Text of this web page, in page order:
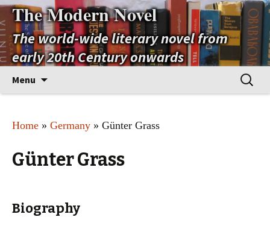
The Modern Novel
The world-wide literary novel from
early 20th Century onwards
Menu
Search
for:
Home » Germany » Günter Grass
Günter Grass
Biography